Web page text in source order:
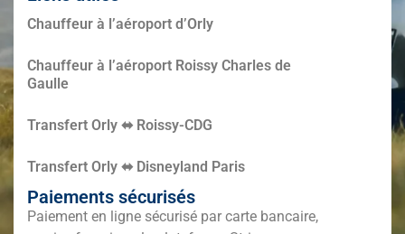
Chauffeur à l’aéroport d’Orly
Chauffeur à l’aéroport Roissy Charles de
Gaulle
Transfert Orly ⬌ Roissy-CDG
Transfert Orly ⬌ Disneyland Paris
Paiements sécurisés
Paiement en ligne sécurisé par carte bancaire,